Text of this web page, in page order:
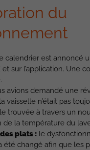
du
calendrier est annoncé
et sur l’application. Une
avions demandé une
vaisselle n’était pas
trouvée à travers un
de la température du
plats : le
été changé afin que les